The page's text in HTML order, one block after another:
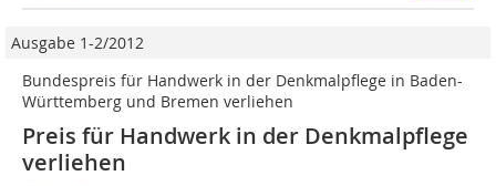
Ausgabe 1-2/2012
Bundespreis für Handwerk in der Denkmalpflege in Baden-
Württemberg und Bremen verliehen
Preis für Handwerk in der Denkmalpflege
verliehen